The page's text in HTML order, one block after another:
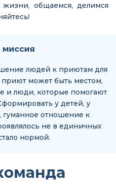
общаемся, делимся
людей к приютам для
приют может быть местом,
и люди, которые помогают
у детей, у
гуманное отношение к
не в единичных
нормой.